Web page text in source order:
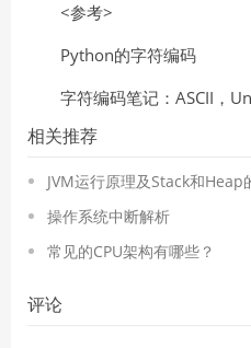
<参考>
Python的字符编码
字符编码笔记：ASCII，
相关推荐
JVM运行原理及Stack和Heap
操作系统中断解析
常见的CPU架构有哪些？
评论